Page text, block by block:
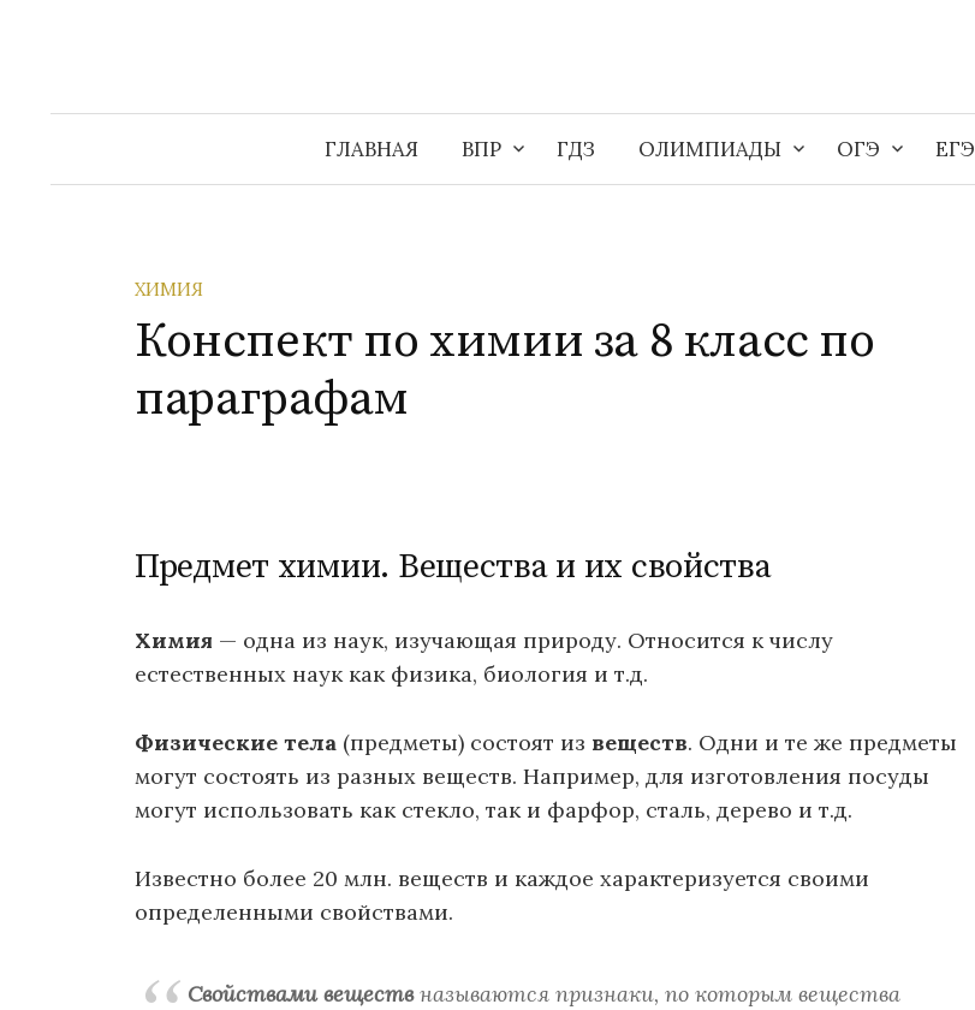
ГЛАВНАЯ ВПР ГДЗ ОЛИМПИАДЫ ОГЭ ЕГЭ
ХИМИЯ
Конспект по химии за 8 класс по
параграфам
Предмет химии. Вещества и их свойства
Химия — одна из наук, изучающая природу. Относится к числу
естественных наук как физика, биология и т.д.
Физические тела (предметы) состоят из веществ. Одни и те же предметы
могут состоять из разных веществ. Например, для изготовления посуды
могут использовать как стекло, так и фарфор, сталь, дерево и т.д.
Известно более 20 млн. веществ и каждое характеризуется своими
определенными свойствами.
Свойствами веществназываются признаки, по которым вещества